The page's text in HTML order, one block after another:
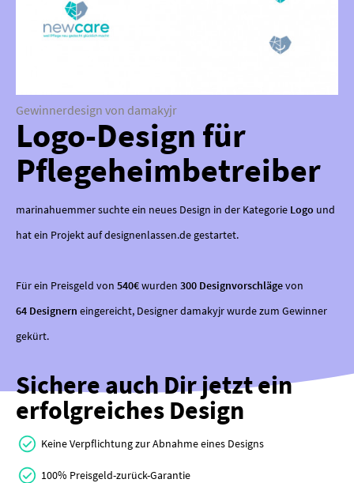
Gewinnerdesign von damakyjr
Logo-Design für
Pflegeheimbetreiber
marinahuemmer suchte ein neues Design in der Kategorie Logo und
hat ein Projekt auf designenlassen.de gestartet.
Für ein Preisgeld von 540€wurden 300 Designvorschlägevon
64 Designern eingereicht, Designer damakyjr wurde zum Gewinner
gekürt.
Sichere auch Dir jetzt ein
erfolgreiches Design
Keine Verpflichtung zur Abnahme eines Designs
100% Preisgeld-zurück-Garantie